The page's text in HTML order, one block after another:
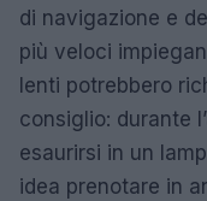
di navigazione e
più veloci
lenti potrebbero
consiglio: durante
esaurirsi in un
idea prenotare in